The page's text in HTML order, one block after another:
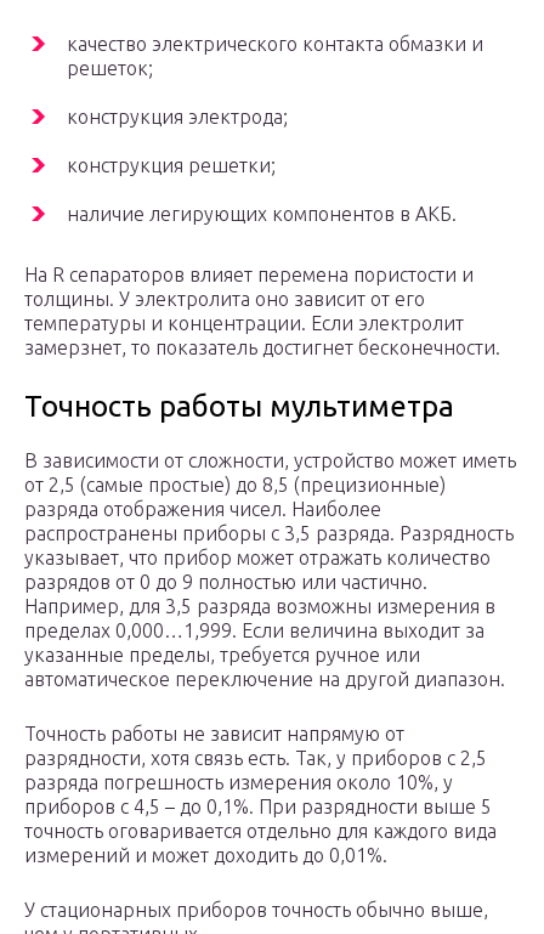
качество электрического контакта обмазки и
решеток;
конструкция электрода;
конструкция решетки;
наличие легирующих компонентов в АКБ.
На R сепараторов влияет перемена пористости и
толщины. У электролита оно зависит от его
температуры и концентрации. Если электролит
замерзнет, то показатель достигнет бесконечности.
Точность работы мультиметра
В зависимости от сложности, устройство может иметь
от 2,5 (самые простые) до 8,5 (прецизионные)
разряда отображения чисел. Наиболее
распространены приборы с 3,5 разряда. Разрядность
указывает, что прибор может отражать количество
разрядов от 0 до 9 полностью или частично.
Например, для 3,5 разряда возможны измерения в
пределах 0,000…1,999. Если величина выходит за
указанные пределы, требуется ручное или
автоматическое переключение на другой диапазон.
Точность работы не зависит напрямую от
разрядности, хотя связь есть. Так, у приборов с 2,5
разряда погрешность измерения около 10%, у
приборов с 4,5 – до 0,1%. При разрядности выше 5
точность оговаривается отдельно для каждого вида
измерений и может доходить до 0,01%.
У стационарных приборов точность обычно выше,